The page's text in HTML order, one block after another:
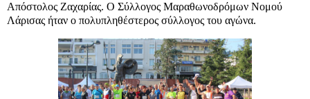
Απόστολος Ζαχαρίας. Ο Σύλλογος Μαραθωνοδρόμων Νομού
Λάρισας ήταν ο πολυπληθέστερος σύλλογος του αγώνα.